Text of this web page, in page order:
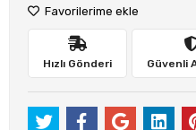
Favorilerime ekle
Hızlı Gönderi Güvenli